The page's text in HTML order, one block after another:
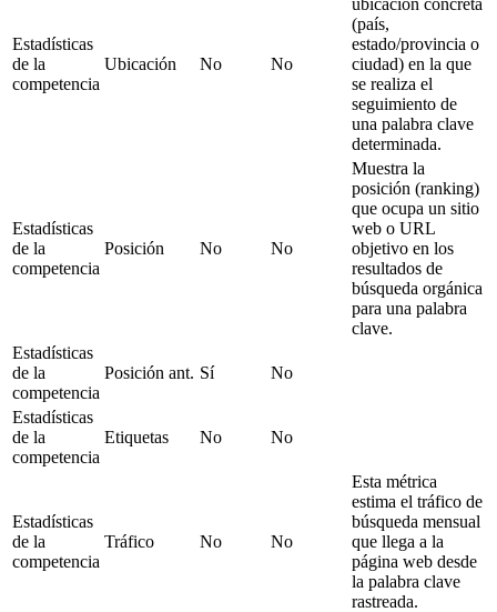
Estadísticas
de la
competencia
Ubicación No No
ubicación concreta
(país,
estado/provincia o
ciudad) en la que
se realiza el
seguimiento de
una palabra clave
determinada.
Estadísticas
de la
competencia
Posición No No
Muestra la
posición (ranking)
que ocupa un sitio
web o URL
objetivo en los
resultados de
búsqueda orgánica
para una palabra
clave.
Estadísticas
de la
competencia
Posición ant. Sí No
Estadísticas
de la
competencia
Etiquetas No No
Estadísticas
de la
competencia
Tráfico No No
Esta métrica
estima el tráfico de
búsqueda mensual
que llega a la
página web desde
la palabra clave
rastreada.